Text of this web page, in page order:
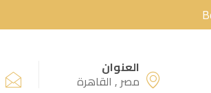
العنوان
مصر , القاهرة